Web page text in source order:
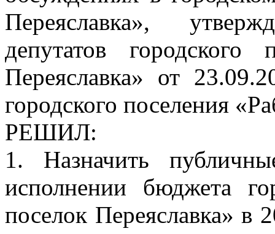
Переяславка»,
депутатов городского
Переяславка» от
городского поселения
РЕШИЛ:
1. Назначить
исполнении бюджета
поселок Переяславка» в